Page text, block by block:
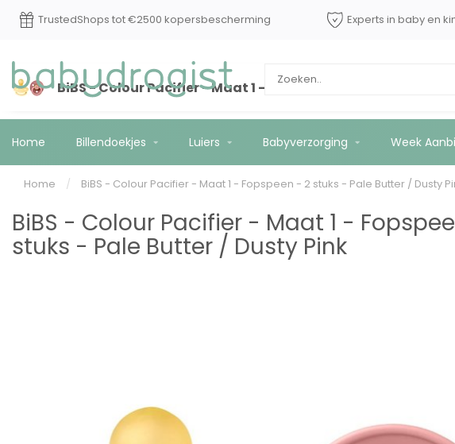
TrustedShops tot €2500 kopersbescherming Experts in baby en
Home Billendoekjes Luiers Babyverzorging Week
Home / BiBS - Colour Pacifier - Maat 1 - Fopspeen - 2 stuks - Pale Butter / Dusty
BiBS - Colour Pacifier - Maat 1 - Fopspeen - 2 stuks - Pale
BiBS - Colour Pacifier - Maat 1 -
stuks - Pale Butter / Dusty Pink